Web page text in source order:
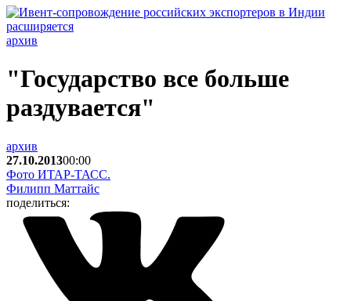
архив
"Государство все больше
раздувается"
архив
27.10.201300:00
Фото ИТАР-ТАСС.
Филипп Маттайс
поделиться: